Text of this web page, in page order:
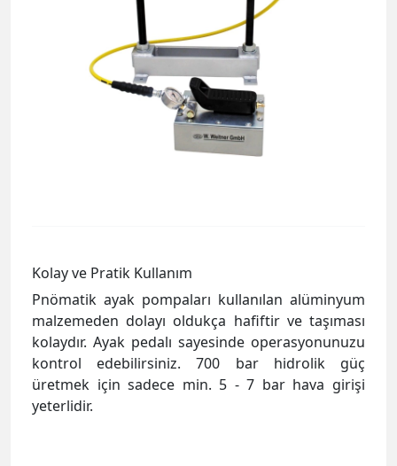
Kolay ve Pratik Kullanım
Pnömatik ayak pompaları kullanılan alüminyum
malzemeden dolayı oldukça hafiftir ve taşıması
kolaydır. Ayak pedalı sayesinde operasyonunuzu
kontrol edebilirsiniz. 700 bar hidrolik güç
üretmek için sadece min. 5 - 7 bar hava girişi
yeterlidir.